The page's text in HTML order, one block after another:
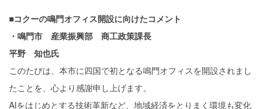
■コクーの鳴門オフィス開設に向けたコメント
・鳴門市 産業振興部 商工政策課長
平野 知也氏
このたびは、本市に四国で初となる鳴門オフィスを開設されまし
たことを、心より感謝申し上げます。
AIをはじめとする技術革新など、地域経済をとりまく環境も変化